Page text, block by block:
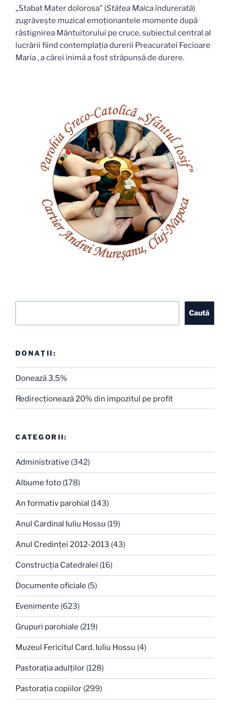
„Stabat Mater dolorosa” (Stătea Maica îndurerată)
zugrăvește muzical emoționantele momente după
răstignirea Mântuitorului pe cruce, subiectul central al
lucrării fiind contemplația durerii Preacuratei Fecioare
Maria , a cărei inimă a fost străpunsă de durere.
Caută
DONAȚII:
Donează 3,5%
Redirecţionează 20% din impozitul pe profit
CATEGORII:
Administrative (342)
Albume foto (178)
An formativ parohial (143)
Anul Cardinal Iuliu Hossu (19)
Anul Credinţei 2012-2013 (43)
Construcţia Catedralei (16)
Documente oficiale (5)
Evenimente (623)
Grupuri parohiale (219)
Muzeul Fericitul Card. Iuliu Hossu (4)
Pastoraţia adulţilor (128)
Pastoraţia copiilor (299)